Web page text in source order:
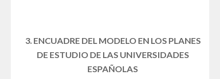
3. ENCUADRE DEL MODELO EN LOS PLANES
DE ESTUDIO DE LAS UNIVERSIDADES
ESPAÑOLAS